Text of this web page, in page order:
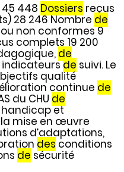
448 Dossiers reçus
28 246 Nombre de
non conformes 9
complets 19 200
de
indicateursde suivi. Le
qualité
continue de
du CHU de
handicap et
mise en œuvre
d’adaptations,
des conditions
de sécurité